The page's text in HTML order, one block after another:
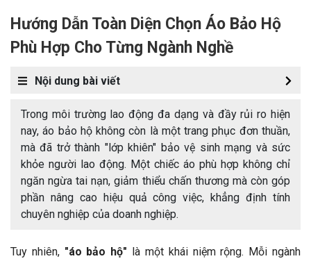
Hướng Dẫn Toàn Diện Chọn Áo Bảo Hộ
Phù Hợp Cho Từng Ngành Nghề
Nội dung bài viết
Trong môi trường lao động đa dạng và đầy rủi ro hiện
nay, áo bảo hộ không còn là một trang phục đơn thuần,
mà đã trở thành "lớp khiên" bảo vệ sinh mạng và sức
khỏe người lao động. Một chiếc áo phù hợp không chỉ
ngăn ngừa tai nạn, giảm thiểu chấn thương mà còn góp
phần nâng cao hiệu quả công việc, khẳng định tính
chuyên nghiệp của doanh nghiệp.
Tuy nhiên, "áo bảo hộ" là một khái niệm rộng. Mỗi ngành